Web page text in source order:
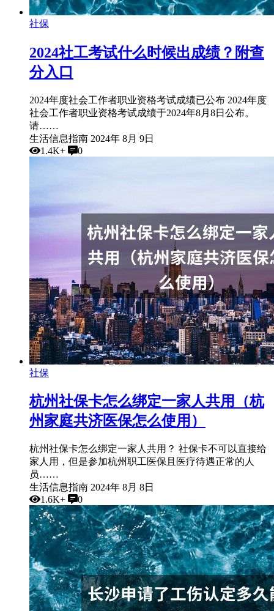
社保
2024社工考试什么时候出成绩？附查
分入口
2024年度社会工作者职业资格考试成绩已公布 2024年度
社会工作者职业资格考试成绩于2024年8月8日公布。
请……
生活信息指南 2024年 8月 9日
1.4K+
0
社保
杭州社保卡怎么绑定一家人共用（杭
州家庭共济医保怎么使用）
杭州社保卡怎么绑定一家人共用？ 社保卡不可以直接给
家人用，但是参加杭州职工医保且医疗待遇正常的人
员……
生活信息指南 2024年 8月 8日
1.6K+
0